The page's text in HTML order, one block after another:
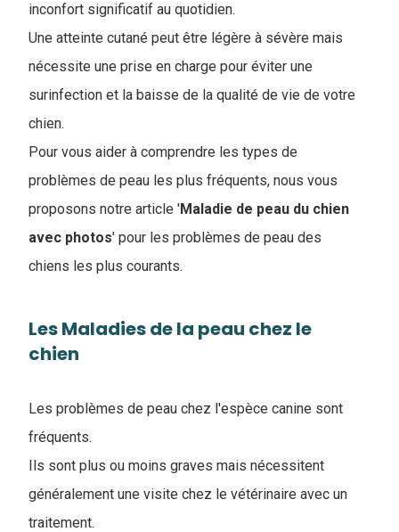
inconfort significatif au quotidien.
Une atteinte cutané peut être légère à sévère mais
nécessite une prise en charge pour éviter une
surinfection et la baisse de la qualité de vie de votre
chien.
Pour vous aider à comprendre les types de
problèmes de peau les plus fréquents, nous vous
proposons notre article 'Maladie de peau du chien
avec photos' pour les problèmes de peau des
chiens les plus courants.
Les Maladies de la peau chez le
chien
Les problèmes de peau chez l'espèce canine sont
fréquents.
Ils sont plus ou moins graves mais nécessitent
généralement une visite chez le vétérinaire avec un
traitement.